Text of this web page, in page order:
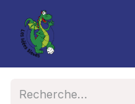
Se rendre au